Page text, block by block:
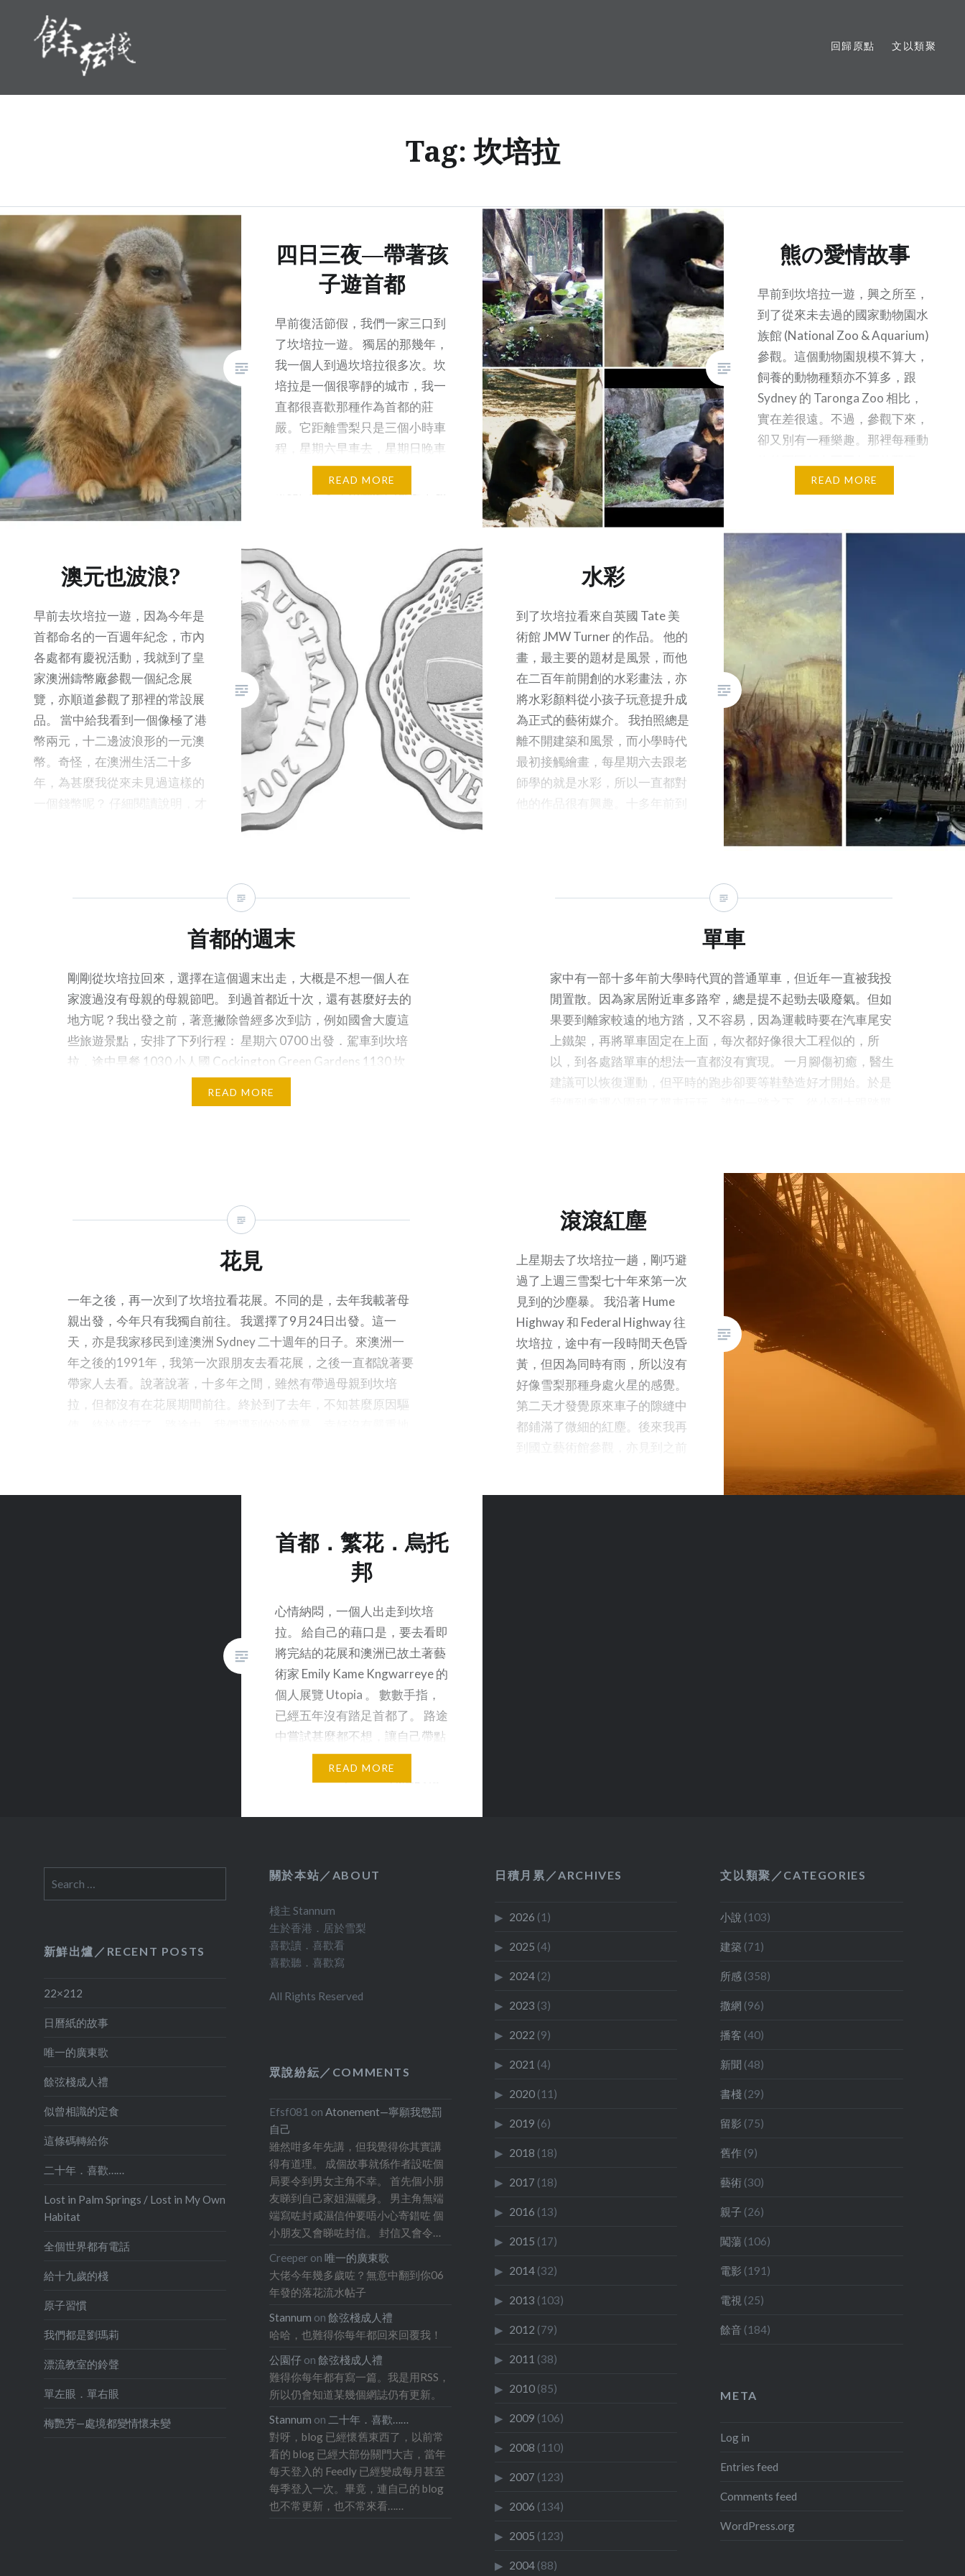
Cosine Inn 餘弦棧
回歸原點 文以類聚
Tag:坎培拉
四日三夜—帶著孩
子遊首都
早前復活節假，我們一家三口到
了坎培拉一遊。 獨居的那幾年，
我一個人到過坎培拉很多次。坎
培拉是一個很寧靜的城市，我一
直都很喜歡那種作為首都的莊
嚴。它距離雪梨只是三個小時車
程，星期六早車去，星期日晚車
返就可以玩足兩天，加上整個城
了超過十個節目，而且當中更包
括看舞蹈表演、半天行山、甚至
看冷門電影幾個超過兩小時的節
目。 當然，現在帶著孩子，行程
絕對不能這樣安排了。這一次，
四日三夜的行程如下： 星期四
1000 出發．駕車到坎培拉．途
中讓孩子小睡 1300 小人國
Cockington Green Gardens．午
餐 1500 坎培拉觀鳥園 Canberra
Walk-in Aviary 1630 酒店
Check-in 1800 晚餐 2000 回酒
店 星期五 0800 酒店．早餐
0930 坎培拉國立樹園 National
Arboretum Canberra．午餐 —-
The National Bonzai and
Penjing Collection 國立盆栽盆景
展 —- The Canberra Discovery
Garden…
READ MORE
熊の愛情故事
早前到坎培拉一遊，興之所至，
到了從來未去過的國家動物園水
族館 (National Zoo & Aquarium)
參觀。這個動物園規模不算大，
飼養的動物種類亦不算多，跟
Sydney 的 Taronga Zoo 相比，
實在差很遠。不過，參觀下來，
卻又別有一種樂趣。那裡每種動
點，如果沿著指定路線遊覽，例
個觀察點，再跟獵豹重逢。除了
好幾種貓科猛獸之外，另一種有
趣的動物就是來自東南亞熱帶雨
林的日熊。 這種產於東南亞，體
積不大的熊。牠們全身黑色，只
毛，所以被稱為日熊 (Sun
Bear)。 我走到日熊的園區，見
到其中一隻站在橫樑上不斷左搖
右擺，就像在跳舞一樣。我最初
覺得很有趣，但看下來卻發覺這
種動作，不太像是野生動物的本
性。看了動物園的解說，才知道
這隻日熊 Otay 有著悲慘的童年
往事。 在東南亞有人非法捕獵幼
隻接一隻斬下來做珍饈。Otay
動物園安身立命。雖然 Otay 僥
倖逃過身體上的摧殘，但這隻小
雌熊的心理已經因為長期被困而
出了問題，這種左搖右擺就是因
為長期被困擠逼空間，無處走動
伸展，加上苦悶難解而養成的習
放生野外很容易又被非法份子捕
捉）和作配對，希望可以最各地
的動物園繁衍下一代。他們從紐
西蘭的威靈頓動物園運來雄性日
熊 Arataki 與 Otay 作伴。動物
園的解說指出，這次配對相當成
功，牠倆很快便形影不離，並在
2010 年誕下有史以來在澳洲出
生的第二隻日熊：女兒 Mary。
在國家動物園看來看去，卻找不
到 Mary 的蹤影，也沒看到任何
關於她去向的說明。 我回家以
到生育年齡，並於去年搬到
READ MORE
澳元也波浪?
早前去坎培拉一遊，因為今年是
首都命名的一百週年紀念，市內
各處都有慶祝活動，我就到了皇
家澳洲鑄幣廠參觀一個紀念展
覽，亦順道參觀了那裡的常設展
品。 當中給我看到一個像極了港
幣兩元，十二邊波浪形的一元澳
幣。奇怪，在澳洲生活二十多
年，為甚麼我從來未見過這樣的
一個錢幣呢？ 仔細閱讀說明，才
識別，就連失明人士也能夠輕易
用觸覺分辨；而且，波浪形是澳
洲土著藝術常見的形狀，用來作
當年幣值最大的硬幣實在適合不
過。可惜，最後當局卻決定了用
最傳統的圓形設計。我不肯定是
甚麼原因，只能猜度也許用圓形
成本最輕吧？ 那麼，上圖的錢幣
鼠。從這一套紀念幣，我們知道
怪狀的澳幣，就非下圖的三角形
五元莫屬了。這是今年初為國會
大廈開幕二十五週年而推出的紀
念幣，相信這應該是為了配合坎
培拉城市設計中，「國會三角」
的形狀吧。 幸好這些特別形狀的
水彩
到了坎培拉看來自英國 Tate 美
術館 JMW Turner 的作品。 他的
畫，最主要的題材是風景，而他
在二百年前開創的水彩畫法，亦
將水彩顏料從小孩子玩意提升成
為正式的藝術媒介。 我拍照總是
離不開建築和風景，而小學時代
最初接觸繪畫，每星期六去跟老
師學的就是水彩，所以一直都對
他的作品很有興趣。十多年前到
建築物依然如故，真是「永遠的
威尼斯」啊！ 除了從英國運來那
些名畫外，國立美術館同時也向
澳洲各地的藝術館借來了一些在
澳洲的藏品。不過，我最喜歡
的，就是他晚期的一些比較朦朧
一些功課吧，忽爾原來已經二十
已經乾透了吧？人生中其實有很
多事情，有個階段成了習慣，常
常會做，但時間過去，竟然可以
一擱下，就遺忘了半生。
首都的週末
剛剛從坎培拉回來，選擇在這個週末出走，大概是不想一個人在
家渡過沒有母親的母親節吧。 到過首都近十次，還有甚麼好去的
地方呢？我出發之前，著意撇除曾經多次到訪，例如國會大廈這
些旅遊景點，安排了下列行程： 星期六 0700 出發．駕車到坎培
拉．途中早餐 1030 小人國 Cockington Green Gardens 1130 坎
培拉觀鳥園 Canberra Walk-in Aviary 1230 國家植物公園
Australian National Botanic Gardens ．午餐 1500 國立人像藝術
READ MORE
單車
家中有一部十多年前大學時代買的普通單車，但近年一直被我投
閒置散。因為家居附近車多路窄，總是提不起勁去吸廢氣。但如
果要到離家較遠的地方踏，又不容易，因為運載時要在汽車尾安
上鐵架，再將單車固定在上面，每次都好像很大工程似的，所
以，到各處踏單車的想法一直都沒有實現。 一月腳傷初癒，醫生
建議可以恢復運動，但平時的跑步卻要等鞋墊造好才開始。於是
雨，在一月份那些連綿不斷的酷熱日子中簡直像一眼清泉。公園
內有很多不同的風景可以欣賞，有濕地、河畔、人造山、碼頭、
以及各所奧運場館，都可以停下來駐足參觀。那種迎著風，看著
周遭景致的感覺，實在是久違了。將單車交還的時候，我就決定
買一輛摺疊式單車，下次來的時候就可以放在車尾箱帶來踏了。
上月新單車到手後，我先後去了 Sydney 週圍的多個地方踏。最
先我重遊了內西區的 Sydney Olympic Park ，又到了北區的
Manly Beach ，南區的 Botany Bay National Park 和東區的
Centennial Park ，這些地方，我都留下了不短的胎痕。我還把袋
裝數碼相機扣在單車上，讓它拍攝沿途風光，雖然不是甚麼無敵
海景，天氣也不是藍天白雲，但配上音樂後，相信大家都可以感
受到我在單車上的興奮吧！ 收筆之際，忽然想起小時候學了單車
的英文是 bicycle 之後，大惑不解，不明白為甚麼中文是單，因為
天回看，粵語譯做單車大概就是指單人車吧？同一種東西，有人
著眼在輪，有人著眼在上面的人，就得出相反的結果。是單，是
花見
一年之後，再一次到了坎培拉看花展。不同的是，去年我載著母
親出發，今年只有我獨自前往。 我選擇了9月24日出發。這一
天，亦是我家移民到達澳洲 Sydney 二十週年的日子。來澳洲一
年之後的1991年，我第一次跟朋友去看花展，之後一直都說著要
帶家人去看。說著說著，十多年之間，雖然有帶過母親到坎培
拉，但都沒有在花展期間前往。終於到了去年，不知甚麼原因驅
籠，以及用處理過的樹葉製成有燈的花束回家，說要中秋節點
亮。我也記得在坎培拉的菜館用膳後，將兩個接近完整無缺的貴
妃蚌殼帶回酒店，我就用近攝鏡頭在酒店的木紋桌面拍了照片做
油，並買了一人一個甜筒拿著吃的情景…… 去年的旅程在中秋節
前，我們留了三晚，由9月22日出發，至9月25日回程。不過，
那些花束因為家裡找不到適合插的花瓶，沒有在去年的中秋節拿
出來擺放。一拖半年，母親才買了一個配合的花瓶。但是，因為
母親不久後就發病，所以一直沒有拿過出來擺放。今年中秋，我
終於按照去年母親的想法，點亮了這花束。 今年，我選了中秋節
之後的24日出發，26日回來。故意選擇這一個旅程，其實都是自
我療傷的一部份，希望正面面對跟母親在一起的記憶，令自己更
加接受她已經不在的事實。我故意入住去年的酒店，逛同一個夜
味道的甜筒來吃。 每年的花展的花海都大同小異，令我慨嘆繁花
之前帶著愁苦。 今次的旅程之中，當然也安排了去年沒有的行
程。例如去看 Shine Dome 的開放日，參觀 National Film and
Sound Archive 等等。值得一提的是，我駕了近一小時的車到近
郊看 NASA 的 Deep Space Communication Complex 幾十公尺的
大型天線。到過了坎培拉近十次，這個冷門「景點」我從來都不
能說服同行者一起前往。我告訴自己，有時，一個人遊，可以更
滾滾紅塵
上星期去了坎培拉一趟，剛巧避
過了上週三雪梨七十年來第一次
見到的沙塵暴。 我沿著 Hume
Highway 和 Federal Highway 往
坎培拉，途中有一段時間天色昏
黃，但因為同時有雨，所以沒有
好像雪梨那種身處火星的感覺。
第二天才發覺原來車子的隙縫中
都鋪滿了微細的紅塵。後來我再
到國立藝術館參觀，亦見到之前
Dust Storm) Licenced by
無法不想起這首歌，更想起，
「起初不經意的你，和少年不經
事的我 」
首都．繁花．烏托
邦
心情納悶，一個人出走到坎培
拉。 給自己的藉口是，要去看即
將完結的花展和澳洲已故土著藝
術家 Emily Kame Kngwarreye 的
個人展覽 Utopia 。 數數手指，
已經五年沒有踏足首都了。 路途
中嘗試甚麼都不想，讓自己帶點
憂鬱的心情放一天假。 來到
築師命名的人工湖了。公園門前
事，當年只是第四屆！那是我移
民澳洲後第一次離開雪梨，去別
的城市遊玩。記得我們一行人就
住在 ANU 的學生宿舍，也領教
了坎培拉夜晚的寒冷。我們日間
都，寬闊的路上闖蕩。 那些當學
的青春。 後來，也來了這個城市
申請 BNO 而來，也試過為了學
校功課做坎培拉的城市設計以及
坎培拉機場而來，也有為了看
National Museum 的開幕而來。
這次出發之前，看了天氣報告，
說可能有雷暴，差一點取消了行
程，後來看了網上的衛星圖片，
發覺一點雲也沒有，就一意孤行
地出發了。來到這裡，原來是一
個雲淡風輕的好日子，還好，這
次我沒有錯過。 花展近尾聲，鬱
金香都有點疲態。 我拿著相機隨
意地拍，沒有甚麼目的。 我買了
三文治，坐在湖邊的草地大嚼，
看著大多是多人同行的遊人。有
時，也需要一個人的時間，可以
讓不斷與他人互動生活暫停一
下。我故意不上 twitter / jaiku /
plurk ，就讓我自己在沒有人認
識自己的地方，靜靜地過一天
READ MORE
for:
關於本站／ABOUT
棧主 Stannum
生於香港．居於雪梨
喜歡讀．喜歡看
喜歡聽．喜歡寫
All Rights Reserved
日積月累／ARCHIVES
2026 (1)
2025 (4)
2024 (2)
2023 (3)
2022 (9)
2021 (4)
2020 (11)
2019 (6)
2018 (18)
2017 (18)
2016 (13)
2015 (17)
2014 (32)
2013 (103)
2012 (79)
2011 (38)
2010 (85)
2009 (106)
2008 (110)
2007 (123)
2006 (134)
2005 (123)
2004 (88)
文以類聚／CATEGORIES
小說 (103)
建築 (71)
所感 (358)
撒網 (96)
播客 (40)
新聞 (48)
書棧 (29)
留影 (75)
舊作 (9)
藝術 (30)
親子 (26)
闖蕩 (106)
電影 (191)
電視 (25)
餘音 (184)
新鮮出爐／RECENT POSTS
22×212
日曆紙的故事
唯一的廣東歌
餘弦棧成人禮
似曾相識的定食
這條碼轉給你
二十年．喜歡……
Lost in Palm Springs / Lost in My Own
Habitat
全個世界都有電話
給十九歲的棧
原子習慣
我們都是劉瑪莉
漂流教室的鈴聲
單左眼．單右眼
梅艷芳—處境都變情懷未變
眾說紛紜／COMMENTS
Efsf081 on Atonement—寧願我懲罰
自己
雖然咁多年先講，但我覺得你其實講
得有道理。 成個故事就係作者設咗個
局要令到男女主角不幸。 首先個小朋
友睇到自己家姐濕曬身。 男主角無端
端寫咗封咸濕信仲要唔小心寄錯咗 個
小朋友又會睇咗封信。 封信又會令…
Creeper on 唯一的廣東歌
大佬今年幾多歲咗？無意中翻到你06
年發的落花流水帖子
Stannum on 餘弦棧成人禮
哈哈，也難得你每年都回來回覆我！
公園仔 on 餘弦棧成人禮
難得你每年都有寫一篇。我是用RSS，
所以仍會知道某幾個網誌仍有更新。
Stannum on 二十年．喜歡……
對呀，blog 已經懷舊東西了，以前常
看的 blog 已經大部份關門大吉，當年
每天登入的 Feedly 已經變成每月甚至
每季登入一次。畢竟，連自己的 blog
也不常更新，也不常來看……
META
Log in
Entries feed
Comments feed
WordPress.org